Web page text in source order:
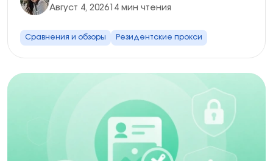
Август 4, 202614 мин чтения
Сравнения и обзоры Резидентские прокси